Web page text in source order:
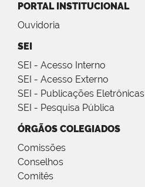
PORTAL INSTITUCIONAL
Ouvidoria
SEI
SEI - Acesso Interno
SEI - Acesso Externo
SEI - Publicações Eletrônicas
SEI - Pesquisa Pública
ÓRGÃOS COLEGIADOS
Comissões
Conselhos
Comitês